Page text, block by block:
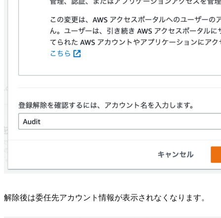
解除後は委任先アカウント情報が表示されなくなります。